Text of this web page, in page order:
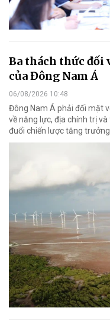
Ba thách thức đối
của Đông Nam Á
06/08/2026 10:48
Đông Nam Á phải đối mặt
về năng lực, địa chính trị
đuổi chiến lược tăng